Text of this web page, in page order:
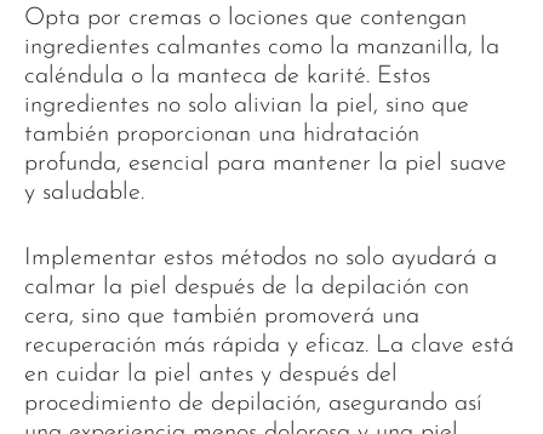
Opta por cremas o lociones que contengan
ingredientes calmantes como la manzanilla, la
caléndula o la manteca de karité. Estos
ingredientes no solo alivian la piel, sino que
también proporcionan una hidratación
profunda, esencial para mantener la piel suave
y saludable.
Implementar estos métodos no solo ayudará a
calmar la piel después de la depilación con
cera, sino que también promoverá una
recuperación más rápida y eficaz. La clave está
en cuidar la piel antes y después del
procedimiento de depilación, asegurando así